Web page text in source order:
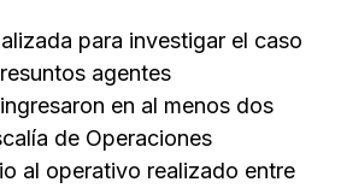
para investigar el caso
agentes
en al menos dos
de Operaciones
al operativo realizado entre